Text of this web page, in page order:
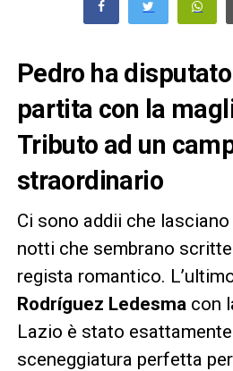
Pedro ha
partita con la
Tributo ad un
straordinario
Ci sono addii che
notti che sembrano
regista romantico.
Rodríguez Ledesma con
Lazio è stato
sceneggiatura perfetta